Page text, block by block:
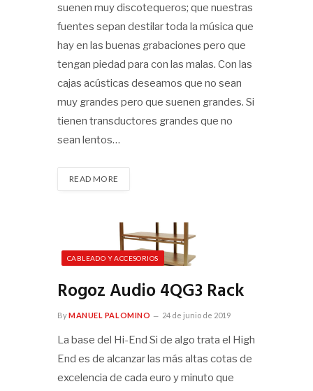
suenen muy discotequeros; que nuestras
fuentes sepan destilar toda la música que
hay en las buenas grabaciones pero que
tengan piedad para con las malas. Con las
cajas acústicas deseamos que no sean
muy grandes pero que suenen grandes. Si
tienen transductores grandes que no
sean lentos…
READ MORE
CABLEADO Y ACCESORIOS
Rogoz Audio 4QG3 Rack
ByMANUEL PALOMINO 24 de junio de 2019
La base del Hi-End Si de algo trata el High
End es de alcanzar las más altas cotas de
excelencia de cada euro y minuto que